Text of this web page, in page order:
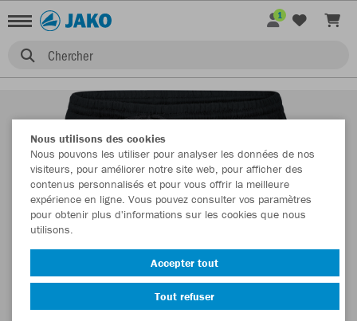
Chercher
1
Nous utilisons des cookies
Nous pouvons les utiliser pour analyser les données de nos
visiteurs, pour améliorer notre site web, pour afficher des
contenus personnalisés et pour vous offrir la meilleure
expérience en ligne. Vous pouvez consulter vos paramètres
pour obtenir plus d'informations sur les cookies que nous
utilisons.
Accepter tout
Tout refuser